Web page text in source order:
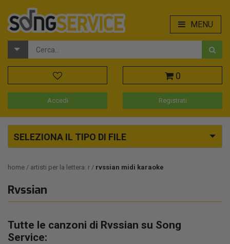
MENU
0
Accedi Registrati
SELEZIONA IL TIPO DI FILE
home artisti per la lettera: r rvssian midi karaoke
Rvssian
Tutte le canzoni di Rvssian su Song
Service: